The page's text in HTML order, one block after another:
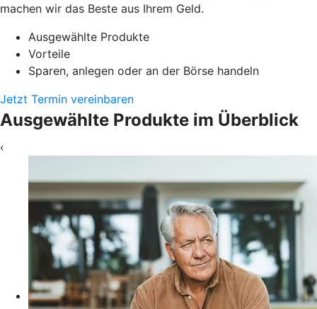
machen wir das Beste aus Ihrem Geld.
Ausgewählte Produkte
Vorteile
Sparen, anlegen oder an der Börse handeln
Jetzt Termin vereinbaren
Ausgewählte Produkte im Überblick
‹